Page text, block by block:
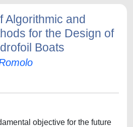
Algorithmic and
for the Design of
Boats
objective for the future